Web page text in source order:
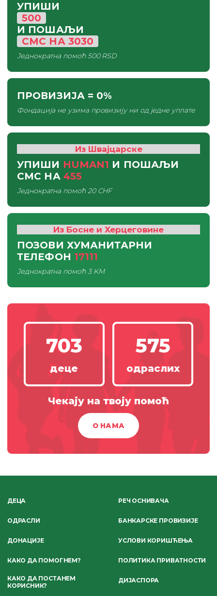
УПИШИ
500
И ПОШАЉИ
СМС НА3030
Једнократна помоћ500 RSD
ПРОВИЗИЈА = 0%
Фондација не узима провизију ни од једне уплате
Из Швајцарске
УПИШИ HUMAN1 И ПОШАЉИ
СМС НА 455
Једнократна помоћ20 CHF
Из Босне и Херцеговине
ПОЗОВИ ХУМАНИТАРНИ
ТЕЛЕФОН 17111
Једнократна помоћ3 KM
703
деце
575
одраслих
Чекају на твоју помоћ
О НАМА
ДЕЦА
ОДРАСЛИ
ДОНАЦИЈЕ
КАКО ДА ПОМОГНЕМ?
КАКО ДА ПОСТАНЕМ
КОРИСНИК?
РЕЧ ОСНИВАЧА
БАНКАРСКЕ ПРОВИЗИЈЕ
УСЛОВИ КОРИШЋЕЊА
ПОЛИТИКА ПРИВАТНОСТИ
ДИЈАСПОРА